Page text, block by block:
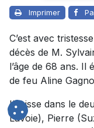
Imprimer
C’est avec
décès de M.
l’âge de 68 ans. Il
de feu Aline
Il laisse dans le
Lavoie), Pierre